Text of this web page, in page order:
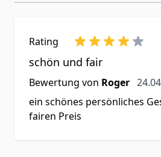
Rating
schön und fair
Bewertung von Roger 24.
ein schönes persönliches
fairen Preis